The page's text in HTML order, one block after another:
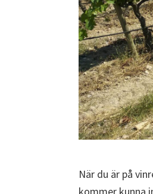
När du är på
kommer kunna